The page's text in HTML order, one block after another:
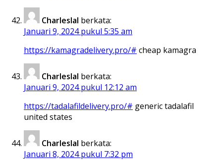
Charleslal berkata:
Januari 9, 2024 pukul 5:35 am
https://kamagradelivery.pro/# cheap kamagra
Charleslal berkata:
Januari 9, 2024 pukul 12:12 am
https://tadalafildelivery.pro/# generic tadalafil
united states
Charleslal berkata:
Januari 8, 2024 pukul 7:32 pm